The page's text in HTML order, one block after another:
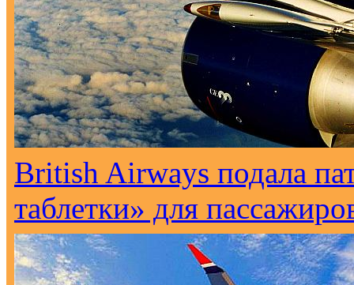
British Airways подала
таблетки» для